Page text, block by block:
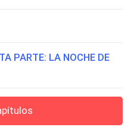
PARTE: LA NOCHE DE